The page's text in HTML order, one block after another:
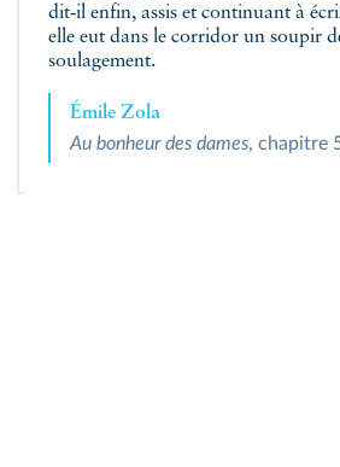
dit‑il enfin, assis et continuant à
elle eut dans le corridor un soupir
soulagement.
Émile Zola
Au bonheur des dames, chapitre